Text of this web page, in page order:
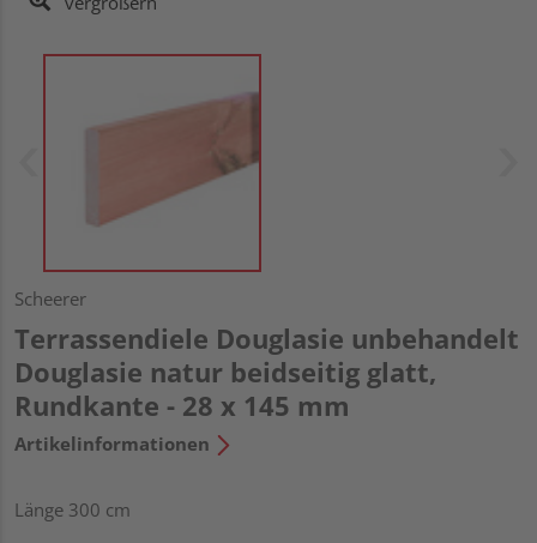
Scheerer
Terrassendiele Douglasie unbehandelt
Douglasie natur beidseitig glatt,
Rundkante - 28 x 145 mm
Artikelinformationen
Länge 300 cm